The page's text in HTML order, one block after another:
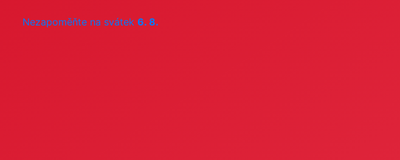
Nezapoměňte na svátek 6. 8.